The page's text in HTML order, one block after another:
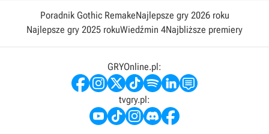
Poradnik Gothic RemakeNajlepsze gry 2026 roku
Najlepsze gry 2025 rokuWiedźmin 4Najbliższe premiery
GRYOnline.pl:
tvgry.pl: